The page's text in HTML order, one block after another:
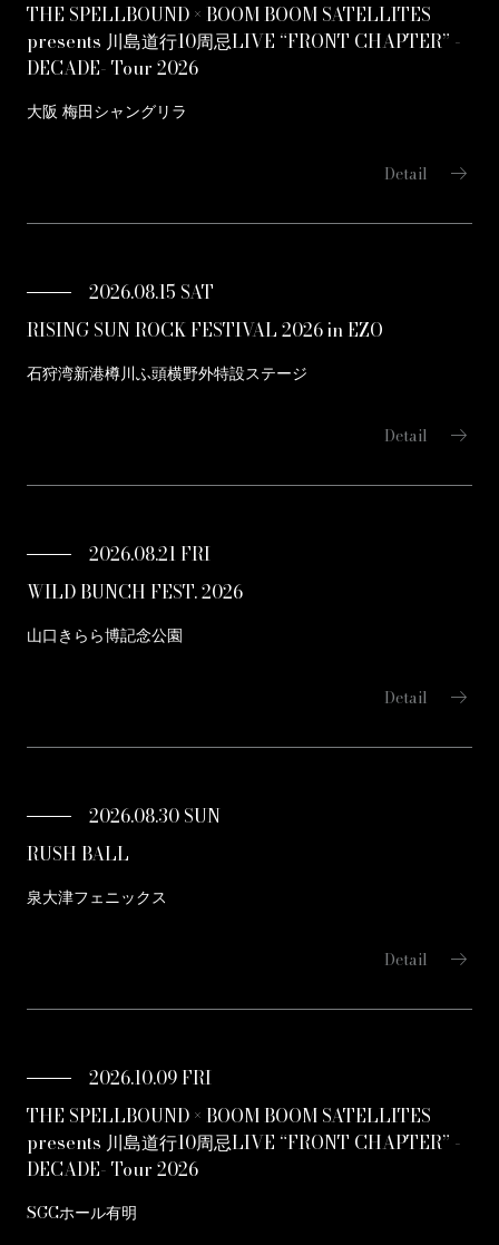
THE SPELLBOUND × BOOM BOOM SATELLITES
presents 川島道行10周忌LIVE “FRONT CHAPTER” -
DECADE- Tour 2026
大阪 梅田シャングリラ
Detail arrow_right_alt
2026.08.15 SAT
RISING SUN ROCK FESTIVAL 2026 in EZO
石狩湾新港樽川ふ頭横野外特設ステージ
Detail arrow_right_alt
2026.08.21 FRI
WILD BUNCH FEST. 2026
山口きらら博記念公園
Detail arrow_right_alt
2026.08.30 SUN
RUSH BALL
泉大津フェニックス
Detail arrow_right_alt
2026.10.09 FRI
THE SPELLBOUND × BOOM BOOM SATELLITES
presents 川島道行10周忌LIVE “FRONT CHAPTER” -
DECADE- Tour 2026
SGCホール有明